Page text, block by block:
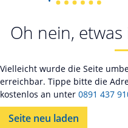
Oh nein,
Vielleicht wurde die Seite
erreichbar. Tippe bitte die
kostenlos an unter 0891 437
Seite neu laden